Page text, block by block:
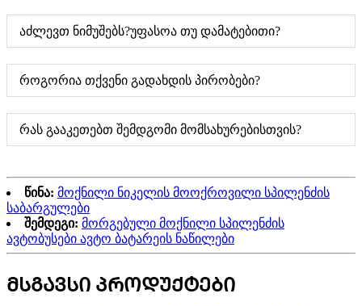
აძლევთ ნიმუშებს?უფასოა თუ დამატებითი?
როგორია თქვენი გადახდის პირობები?
რას გააკეთებთ შემდგომი მომსახურებისთვის?
წინა: მოქნილი ნიკელის მოოქროვილი სპილენძის
საბარგულები
შემდეგი: მორგებული მოქნილი სპილენძის
ავტობუსები ავტო ბატარეის ნაწილები
ᲛᲡᲒᲐᲕᲡᲘ ᲞᲠᲝᲓᲣᲥᲢᲔᲑᲘ